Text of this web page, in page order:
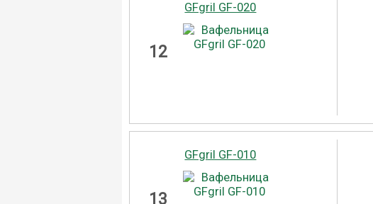
12
GFgril GF-020
13
GFgril GF-010